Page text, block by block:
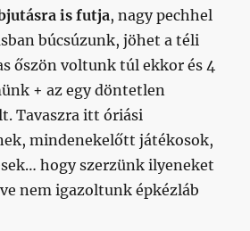
is futja, nagy pechhel
búcsúzunk, jöhet a téli
őszön voltunk túl ekkor és 4
+ az egy döntetlen
Tavaszra itt óriási
mindenekelőtt játékosok,
hogy szerzünk ilyeneket
nem igazoltunk épkézláb